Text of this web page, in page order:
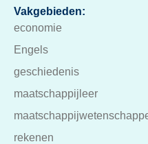
Vakgebieden:
economie
Engels
geschiedenis
maatschappijleer
rekenen